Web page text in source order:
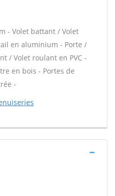
- Volet battant / Volet
en aluminium - Porte /
/ Volet roulant en PVC -
en bois - Portes de
-